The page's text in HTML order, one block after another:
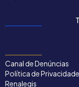
Canal de Denúncias
Política de
Renalegis